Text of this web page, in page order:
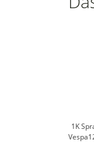
1K